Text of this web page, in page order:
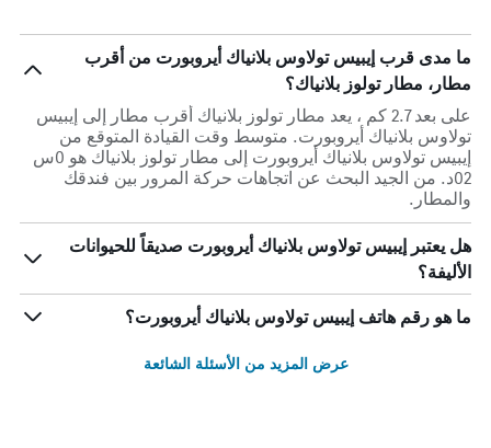
ما مدى قرب إيبيس تولاوس بلانياك أيروبورت من أقرب
مطار، مطار تولوز بلانياك؟
على بعد 2.7 كم ، يعد مطار تولوز بلانياك أقرب مطار إلى إيبيس
تولاوس بلانياك أيروبورت. متوسط وقت القيادة المتوقع من
إيبيس تولاوس بلانياك أيروبورت إلى مطار تولوز بلانياك هو 0س
02د. من الجيد البحث عن اتجاهات حركة المرور بين فندقك
والمطار.
هل يعتبر إيبيس تولاوس بلانياك أيروبورت صديقاً للحيوانات
الأليفة؟
ما هو رقم هاتف إيبيس تولاوس بلانياك أيروبورت؟
عرض المزيد من الأسئلة الشائعة